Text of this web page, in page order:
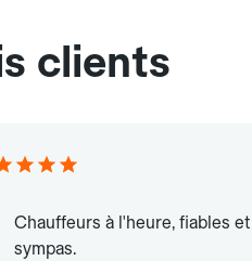
clients
Chauffeurs à l'heure, fiables
sympas.